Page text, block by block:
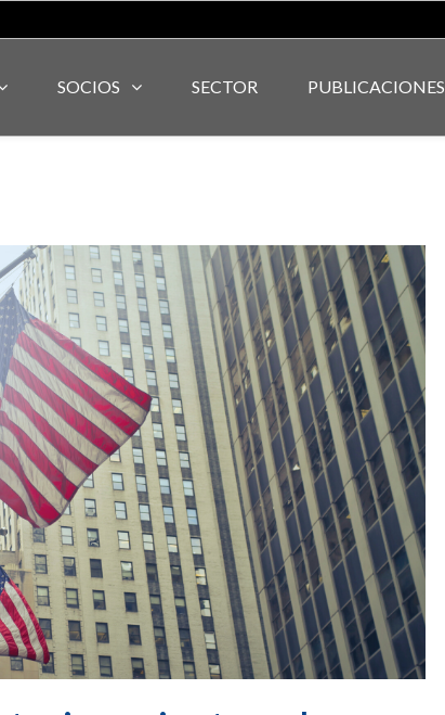
SOCIOS SECTOR PUBLICACIONES